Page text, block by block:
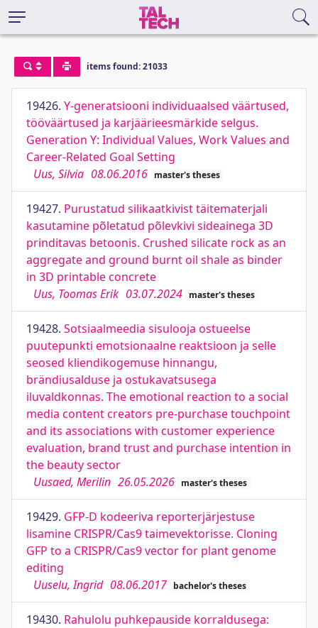
items found: 21033
19426. Y-generatsiooni individuaalsed väärtused,
tööväärtused ja karjäärieesmärkide selgus.
Generation Y: Individual Values, Work Values and
Career-Related Goal Setting
Uus, Silvia 08.06.2016 master's theses
19427. Purustatud silikaatkivist täitematerjali
kasutamine põletatud põlevkivi sideainega 3D
prinditavas betoonis. Crushed silicate rock as an
aggregate and ground burnt oil shale as binder
in 3D printable concrete
Uus, Toomas Erik 03.07.2024 master's theses
19428. Sotsiaalmeedia sisulooja ostueelse
puutepunkti emotsionaalne reaktsioon ja selle
seosed kliendikogemuse hinnangu,
brändiusalduse ja ostukavatsusega
iluvaldkonnas. The emotional reaction to a social
media content creators pre-purchase touchpoint
and its associations with customer experience
evaluation, brand trust and purchase intention in
the beauty sector
Uusaed, Merilin 26.05.2026 master's theses
19429. GFP-D kodeeriva reporterjärjestuse
lisamine CRISPR/Cas9 taimevektorisse. Cloning
GFP to a CRISPR/Cas9 vector for plant genome
editing
Uuselu, Ingrid 08.06.2017 bachelor's theses
19430. Rahulolu puhkepauside korraldusega: